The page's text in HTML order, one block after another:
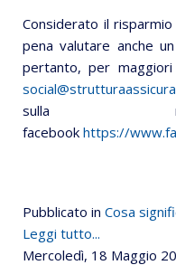
Considerato il
pena valutare anche
pertanto, per maggiori
sulla
facebook https://
Pubblicato in Cosa
Leggi tutto...
Mercoledì, 18 Maggio